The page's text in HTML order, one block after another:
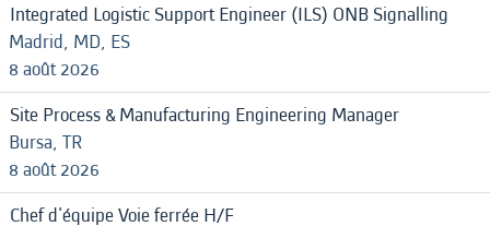
Integrated Logistic Support Engineer (ILS) ONB Signalling
Madrid, MD, ES
8 août 2026
Site Process & Manufacturing Engineering Manager
Bursa, TR
8 août 2026
Chef d'équipe Voie ferrée H/F